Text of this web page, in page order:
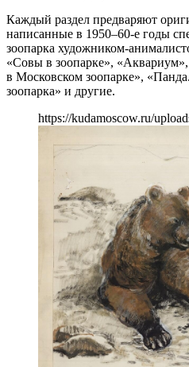
Каждый раздел предваряют
написанные в 1950–60-е годы
зоопарка художником-
«Совы в зоопарке»,
в Московском зоопарке»,
зоопарка» и другие.
https://kudamoscow.ru/